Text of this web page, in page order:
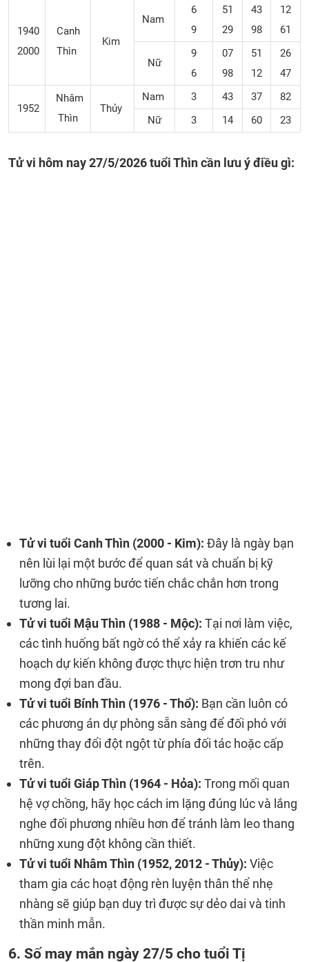
1940
2000
Canh
Thìn
Kim
Nam
6
9
51
29
43
98
12
61
Nữ
9
6
07
98
51
12
26
47
1952
Nhâm
Thìn
Thủy
Nam 3 43 37
82
Nữ
3 14 60 23
Tử vi hôm nay 27/5/2026 tuổi Thìn cần lưu ý điều gì:
Tử vi tuổi Canh Thìn (2000 - Kim): Đây là ngày bạn
nên lùi lại một bước để quan sát và chuẩn bị kỹ
lưỡng cho những bước tiến chắc chắn hơn trong
tương lai.
Tử vi tuổi Mậu Thìn (1988 - Mộc): Tại nơi làm việc,
các tình huống bất ngờ có thể xảy ra khiến các kế
hoạch dự kiến không được thực hiện trơn tru như
mong đợi ban đầu.
Tử vi tuổi Bính Thìn (1976 - Thổ): Bạn cần luôn có
các phương án dự phòng sẵn sàng để đối phó với
những thay đổi đột ngột từ phía đối tác hoặc cấp
trên.
Tử vi tuổi Giáp Thìn (1964 - Hỏa): Trong mối quan
hệ vợ chồng, hãy học cách im lặng đúng lúc và lắng
nghe đối phương nhiều hơn để tránh làm leo thang
những xung đột không cần thiết.
Tử vi tuổi Nhâm Thìn (1952, 2012 - Thủy): Việc
tham gia các hoạt động rèn luyện thân thể nhẹ
nhàng sẽ giúp bạn duy trì được sự dẻo dai và tinh
thần minh mẫn.
6. Số may mắn ngày 27/5 cho tuổi Tị